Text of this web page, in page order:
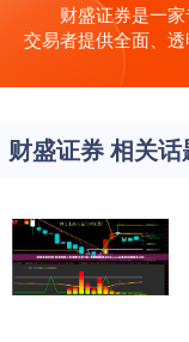
财盛证券是一
交易者提供全面、透
财盛证券 相关话